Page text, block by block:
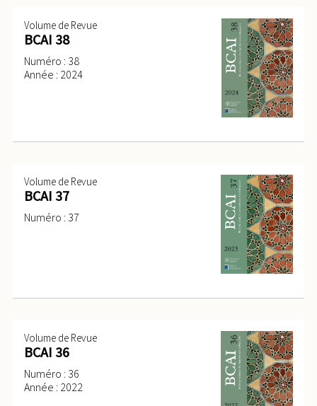
Volume de Revue
BCAI 38
Numéro : 38
Année : 2024
Volume de Revue
BCAI 37
Numéro : 37
Volume de Revue
BCAI 36
Numéro : 36
Année : 2022